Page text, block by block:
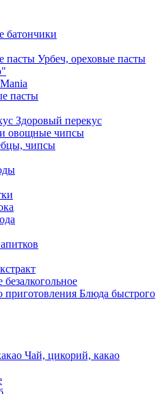
батончики
Урбеч, ореховые пасты
пасты
Здоровый перекус
овощные чипсы
чипсы
Блюда быстрого
Чай, цикорий, какао